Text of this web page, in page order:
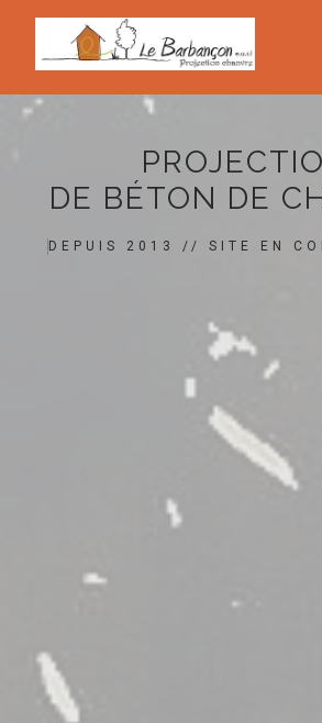
DE BÉTON DE
DEPUIS 2013 // SITE EN